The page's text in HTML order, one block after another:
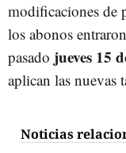
modificaciones de
los abonos
pasado jueves 15
aplican las nuevas
Noticias